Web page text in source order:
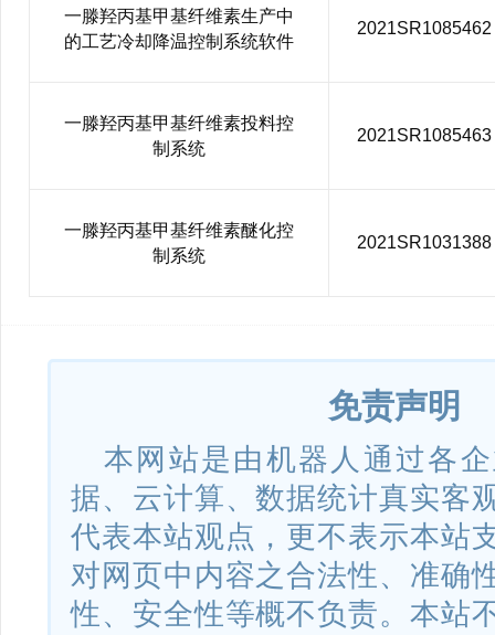
一滕羟丙基甲基纤维素生产中
的工艺冷却降温控制系统软件
2021SR1085462
一滕羟丙基甲基纤维素投料控
制系统
2021SR1085463
一滕羟丙基甲基纤维素醚化控
制系统
2021SR1031388
免责声明
本网站是由机器人通过各
据、云计算、数据统计真实客
代表本站观点，更不表示本站
对网页中内容之合法性、准确
性、安全性等概不负责。本站